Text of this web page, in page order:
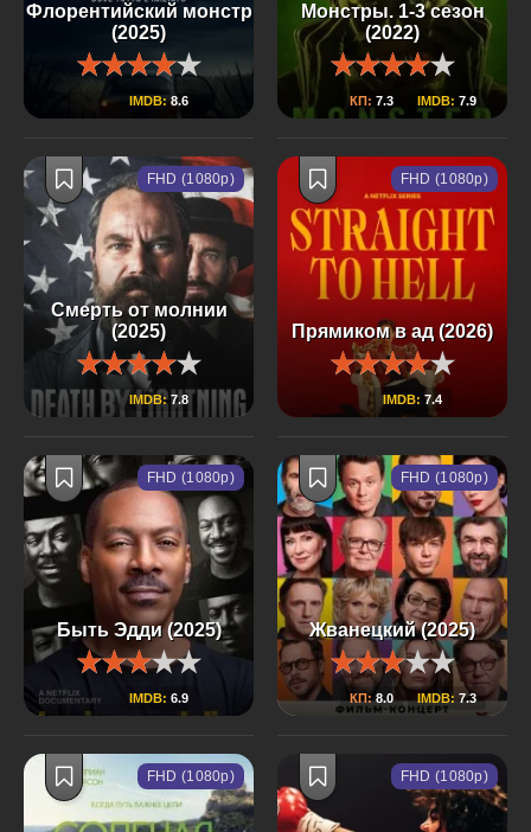
Флорентийский монстр
(2025)
IMDB:8.6
Монстры. 1-3 сезон
(2022)
КП: 7.3 IMDB: 7.9
Смерть от молнии
(2025)
IMDB:7.8
FHD (1080p)
Прямиком в ад (2026)
IMDB: 7.4
FHD (1080p)
Быть Эдди (2025)
IMDB: 6.9
FHD (1080p)
Жванецкий (2025)
КП:8.0 IMDB: 7.3
FHD (1080p)
FHD (1080p) FHD (1080p)